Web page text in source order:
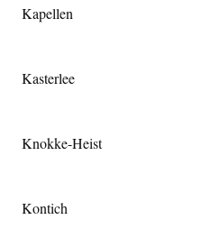
Kapellen
Kasterlee
Knokke-Heist
Kontich